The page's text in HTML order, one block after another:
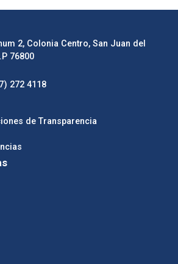
2, Colonia Centro, San Juan del
76800
272 4118
de Transparencia